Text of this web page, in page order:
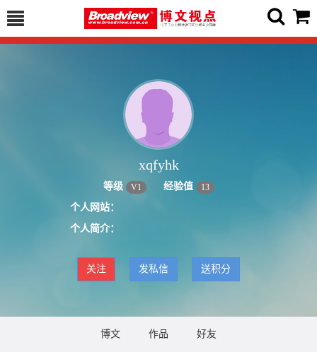
xqfyhk
等级 V1 经验值 13
个人网站：
个人简介：
关注 发私信 送积分
博文 作品 好友